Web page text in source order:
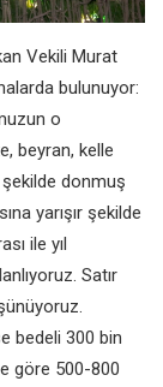
Vekili Murat
bulunuyor:
o
beyran, kelle
donmuş
yarışır şekilde
ile yıl
Satır
bedeli 300 bin
göre 500-800